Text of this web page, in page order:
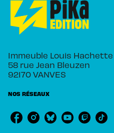
Immeuble Louis Hachette
58 rue Jean Bleuzen
92170 VANVES
NOS RÉSEAUX